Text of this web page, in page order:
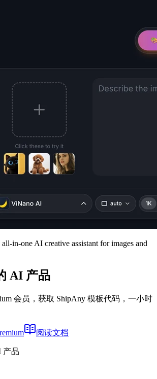
in-one AI creative assistant for images and
AI 产品
会员，获取 ShipAny 模板代码，一小时
阅读文档
产品